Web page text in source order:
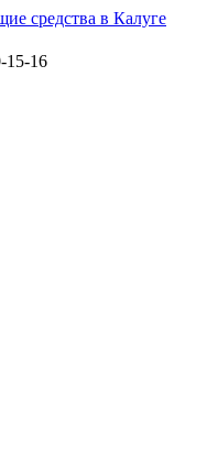
средства в Калуге
15-16